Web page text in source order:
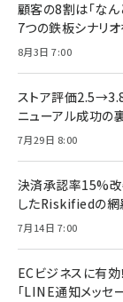
顧客の8割は「なん
7つの鉄板シナリ
8月3日 7:00
ストア評価2.5→3.8
ニューアル成功の
7月29日 8:00
決済承認率15%改
したRiskifiedの
7月14日 7:00
ECビジネスに有
「LINE通知メッセ